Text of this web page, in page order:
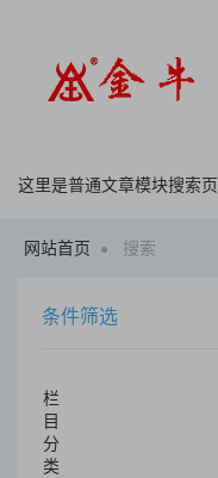
这里是普通文章模块搜索页
网站首页 搜索
条件筛选
栏
目
分
类